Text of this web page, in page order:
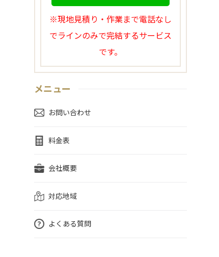
※現地見積り・作業まで電話なし
でラインのみで完結するサービス
です。
メニュー
お問い合わせ
料金表
会社概要
対応地域
よくある質問